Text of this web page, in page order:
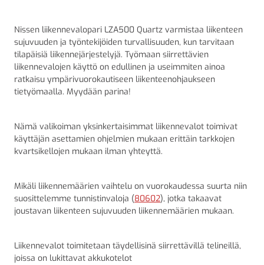
Nissen liikennevalopari LZA500 Quartz varmistaa liikenteen
sujuvuuden ja työntekijöiden turvallisuuden, kun tarvitaan
tilapäisiä liikennejärjestelyjä. Työmaan siirrettävien
liikennevalojen käyttö on edullinen ja useimmiten ainoa
ratkaisu ympärivuorokautiseen liikenteenohjaukseen
tietyömaalla. Myydään parina!
Nämä valikoiman yksinkertaisimmat liikennevalot toimivat
käyttäjän asettamien ohjelmien mukaan erittäin tarkkojen
kvartsikellojen mukaan ilman yhteyttä.
Mikäli liikennemäärien vaihtelu on vuorokaudessa suurta niin
suosittelemme tunnistinvaloja (80602), jotka takaavat
joustavan liikenteen sujuvuuden liikennemäärien mukaan.
Liikennevalot toimitetaan täydellisinä siirrettävillä telineillä,
joissa on lukittavat akkukotelot